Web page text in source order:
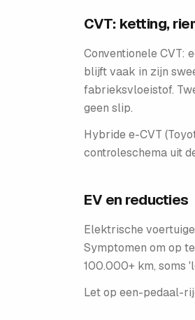
CVT: ketting,
Conventionele CVT:
blijft vaak in zijn
fabrieksvloeistof.
geen slip.
Hybride e-CVT
controleschema uit
EV en reducties
Elektrische
Symptomen om op
100.000+ km, soms
Let op een-pedaal-